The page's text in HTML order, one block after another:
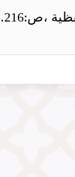
،ص:216.